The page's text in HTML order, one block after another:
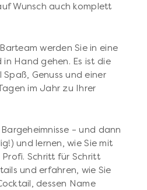
Wunsch auch komplett
werden Sie in eine
Hand gehen. Es ist die
Genuss und einer
im Jahr zu Ihrer
– und dann
und lernen, wie Sie mit
Schritt für Schritt
und erfahren, wie Sie
dessen Name